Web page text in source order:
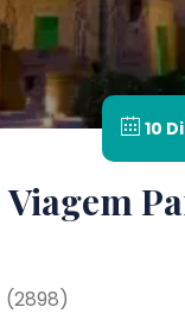
10
Viagem
(2898)